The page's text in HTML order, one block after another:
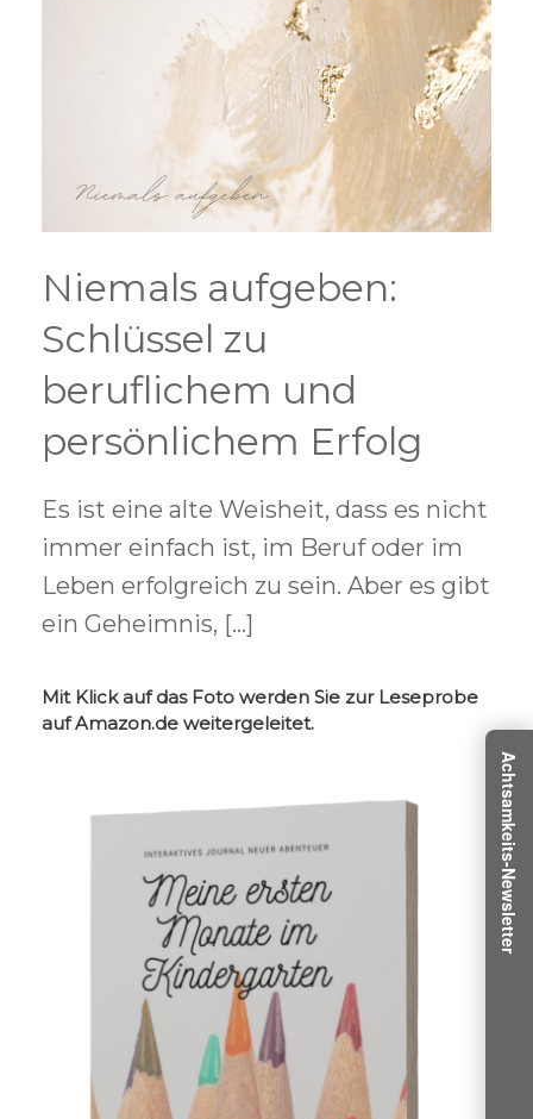
Niemals aufgeben:
Schlüssel zu
beruflichem und
persönlichem Erfolg
Es ist eine alte Weisheit, dass es nicht
immer einfach ist, im Beruf oder im
Leben erfolgreich zu sein. Aber es gibt
ein Geheimnis, […]
Mit Klick auf das Foto werden Sie zur Leseprobe
auf Amazon.de weitergeleitet.
Achtsamkeits-Newsletter